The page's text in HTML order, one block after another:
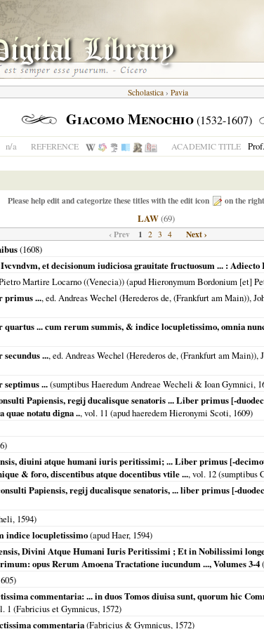
Scholastica › Pavia
Giacomo Menochio(1532-1607)
n/a REFERENCE ACADEMIC TITLE
Please help edit and categorize these titles with the edit icon on the
LAW(69)
‹ Prev 1 2 3 4 Next ›
(1608)
et decisionum iudiciosa grauitate fructuosum ... :
Martire Locarno ((Venecia)) (apud Hieronymum Bordonium [et]
primus ..., ed. Andreas Wechel (Herederos de, (Frankfurt am Main)),
... cum rerum summis, & indice locupletissimo, omnia
..., ed. Andreas Wechel (Herederos de, (Frankfurt am
septimus ...(sumptibus Haeredum Andreae Wecheli & Ioan Gymnici,
Papiensis, regij ducalisque senatoris ... Liber primus [-
notatu digna .., vol. 11 (apud haeredem Hieronymi Scoti, 1609)
)
diuini atque humani iuris peritissimi; ... Liber primus [-
& foro, discentibus atque docentibus vtile ..., vol. 12 (sumptibus
Papiensis, regij ducalisque senatoris, ... liber primus [-
1594)
indice locupletissimo(apud Haer, 1594)
Divini Atque Humani Iuris Peritissimi ; Et in Nobilissimi
opus Rerum Amoena Tractatione iucundum ..., Volumes 3-4
)
commentaria: ... in duos Tomos diuisa sunt, quorum hic
1 (Fabricius et Gymnicus, 1572)
commentaria(Fabricius & Gymnicus, 1572)